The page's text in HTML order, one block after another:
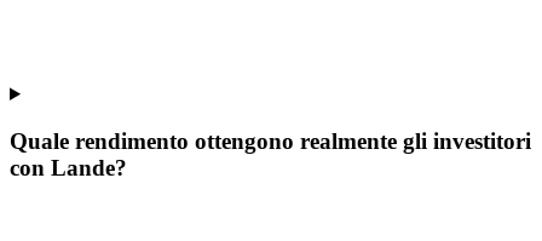
Quale rendimento ottengono realmente gli investitori
con Lande?